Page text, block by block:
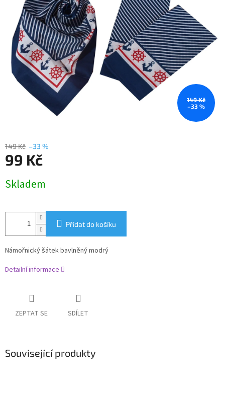
hvězdiček.
149 Kč
–33 %
149 Kč –33 %
99 Kč
cena:
Skladem
Přidat do košíku
Námořnický šátek bavlněný modrý
Detailní informace
ZEPTAT SE SDÍLET
Související produkty